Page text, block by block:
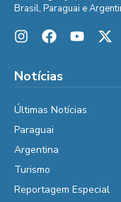
Brasil, Paraguai e
Notícias
Últimas Notícias
Paraguai
Argentina
Turismo
Reportagem Especial